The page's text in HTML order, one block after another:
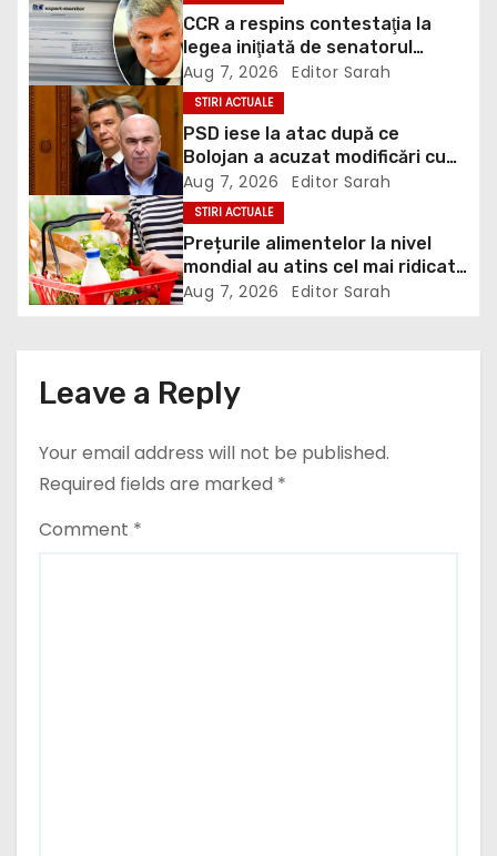
a
v
i
g
a
t
n
CCR a respins contestaţia la
legea iniţiată de senatorul
Zamfir de la PSD, care permite
reluarea construcţiei
hidrocentralelor din zonele
protejate
Aug 7, 2026 Editor Sarah
STIRI ACTUALE
PSD iese la atac după ce
Bolojan a acuzat modificări cu
țintă politică la Legea ANI: O
minciună grosolană prin care
încearcă să acopere culpa PNL-
USR
Aug 7, 2026 Editor Sarah
STIRI ACTUALE
Prețurile alimentelor la nivel
mondial au atins cel mai ridicat
nivel din ultimii peste trei ani. În
războiul din Ucraina va perturba
din nou exporturile prin Marea
Aug 7, 2026 Editor Sarah
Leave a Reply
Your email address will not be published.
Required fields are marked *
Comment *